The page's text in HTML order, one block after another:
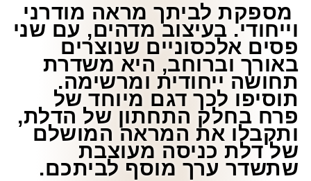
מספקת לביתך מראה מודרני
וייחודי. בעיצוב מדהים, עם שני
פסים אלכסוניים שנוצרים
באורך וברוחב, היא משדרת
תחושה ייחודית ומרשימה.
תוסיפו לכך דגם מיוחד של
פרח בחלק התחתון של הדלת,
ותקבלו את המראה המושלם
של דלת כניסה מעוצבת
שתשדר ערך מוסף לביתכם.